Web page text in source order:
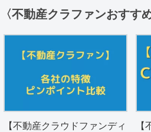
〈不動産クラファンおすす
【不動産クラウドファンディ
【